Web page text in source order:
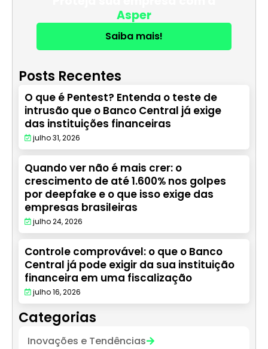
Asper
Saiba mais!
Posts Recentes
O que é Pentest? Entenda o teste de
intrusão que o Banco Central já exige
das instituições financeiras
julho 31, 2026
Quando ver não é mais crer: o
crescimento de até 1.600% nos golpes
por deepfake e o que isso exige das
empresas brasileiras
julho 24, 2026
Controle comprovável: o que o Banco
Central já pode exigir da sua instituição
financeira em uma fiscalização
julho 16, 2026
Categorias
Inovações e Tendências